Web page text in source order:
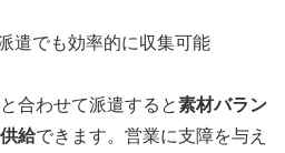
遣でも効率的に収集可能
合わせて派遣すると素材バラン
給できます。営業に支障を与え